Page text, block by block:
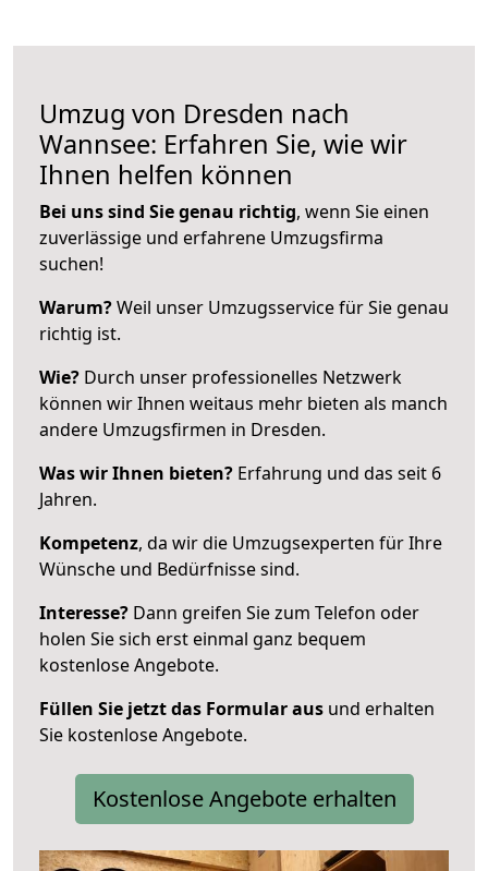
Umzug von Dresden nach
Wannsee: Erfahren Sie, wie wir
Ihnen helfen können
Bei uns sind Sie genau richtig, wenn Sie einen
zuverlässige und erfahrene Umzugsfirma
suchen!
Warum?Weil unser Umzugsservice für Sie genau
richtig ist.
Wie? Durch unser professionelles Netzwerk
können wir Ihnen weitaus mehr bieten als manch
andere Umzugsfirmen in Dresden.
Was wir Ihnen bieten? Erfahrung und das seit 6
Jahren.
Kompetenz, da wir die Umzugsexperten für Ihre
Wünsche und Bedürfnisse sind.
Interesse? Dann greifen Sie zum Telefon oder
holen Sie sich erst einmal ganz bequem
kostenlose Angebote.
Füllen Sie jetzt das Formular aus und erhalten
Sie kostenlose Angebote.
Kostenlose Angebote erhalten